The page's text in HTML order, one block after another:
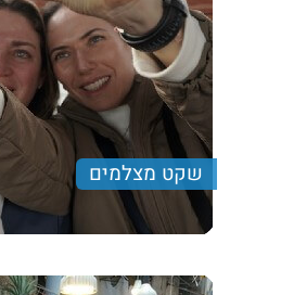
שקט מצלמים
סדנת צילום בסמארטפון בשילוב
Trip length יום מלא